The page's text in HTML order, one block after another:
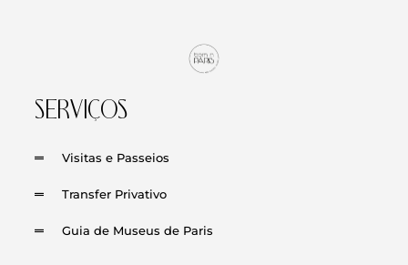
SERVIÇOS
Visitas e Passeios
Transfer Privativo
Guia de Museus de Paris